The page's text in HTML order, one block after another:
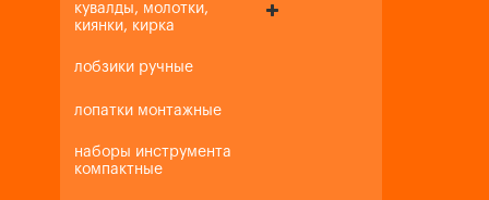
кувалды, молотки,
киянки, кирка
лобзики ручные
лопатки монтажные
наборы инструмента
компактные